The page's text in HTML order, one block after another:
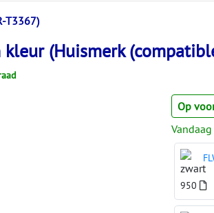
T3367)
(Huismerk
Op
950